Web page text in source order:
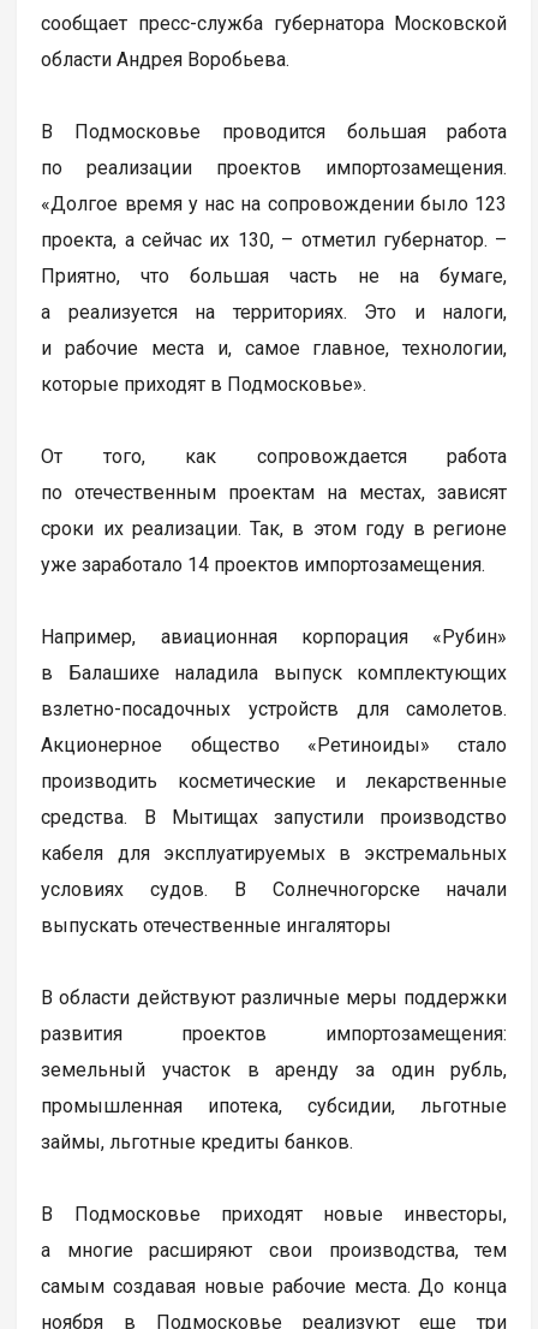
сообщает пресс-служба губернатора Московской
области Андрея Воробьева.
В Подмосковье проводится большая работа
по реализации проектов импортозамещения.
«Долгое время у нас на сопровождении было 123
проекта, а сейчас их 130, – отметил губернатор. –
Приятно, что большая часть не на бумаге,
а реализуется на территориях. Это и налоги,
и рабочие места и, самое главное, технологии,
которые приходят в Подмосковье».
От того, как сопровождается работа
по отечественным проектам на местах, зависят
сроки их реализации. Так, в этом году в регионе
уже заработало 14 проектов импортозамещения.
Например, авиационная корпорация «Рубин»
в Балашихе наладила выпуск комплектующих
взлетно-посадочных устройств для самолетов.
Акционерное общество «Ретиноиды» стало
производить косметические и лекарственные
средства. В Мытищах запустили производство
кабеля для эксплуатируемых в экстремальных
условиях судов. В Солнечногорске начали
выпускать отечественные ингаляторы
В области действуют различные меры поддержки
развития проектов импортозамещения:
земельный участок в аренду за один рубль,
промышленная ипотека, субсидии, льготные
займы, льготные кредиты банков.
В Подмосковье приходят новые инвесторы,
а многие расширяют свои производства, тем
самым создавая новые рабочие места. До конца
ноября в Подмосковье реализуют еще три